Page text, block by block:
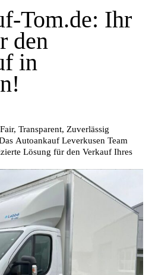
Tom.de: Ihr
den
in
Transparent, Zuverlässig
Autoankauf Leverkusen Team
Lösung für den Verkauf Ihres